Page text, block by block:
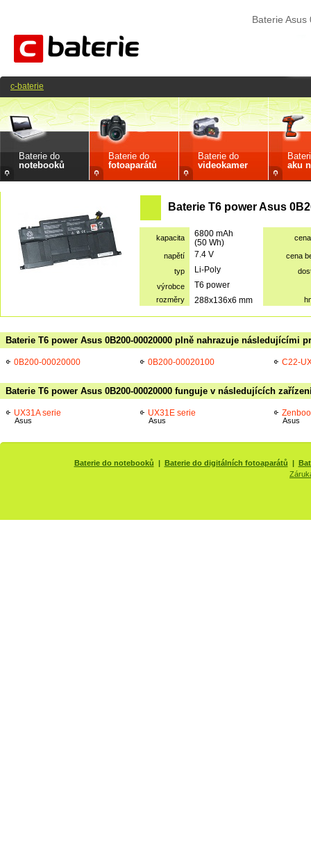
Baterie
Baterie do
notebooků
Baterie do
fotoaparátů
Baterie do
videokamer
aku
Baterie T6 power Asus
kapacita
6800 mAh
(50 Wh)
napětí 7.4 V
cena
typ
Li-Poly
výrobce
T6 power
rozměry 288x136x6 mm
Baterie T6 power Asus 0B200-00020000 plně nahrazuje následujícími
0B200-00020000 0B200-00020100 C22-
Baterie T6 power Asus 0B200-00020000 funguje v následujících
UX31A serie
Asus
UX31E serie
Asus Asus
c-baterie
Baterie do notebooků | Baterie do digitálních fotoaparátů |